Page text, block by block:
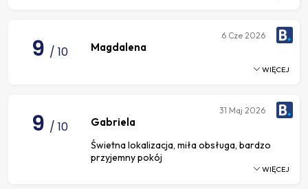
9 / 10 Magdalena
6 Cze 2026
WIĘCEJ
9 / 10 Gabriela
Świetna lokalizacja, miła obsługa, bardzo
przyjemny pokój
31 Maj 2026
WIĘCEJ